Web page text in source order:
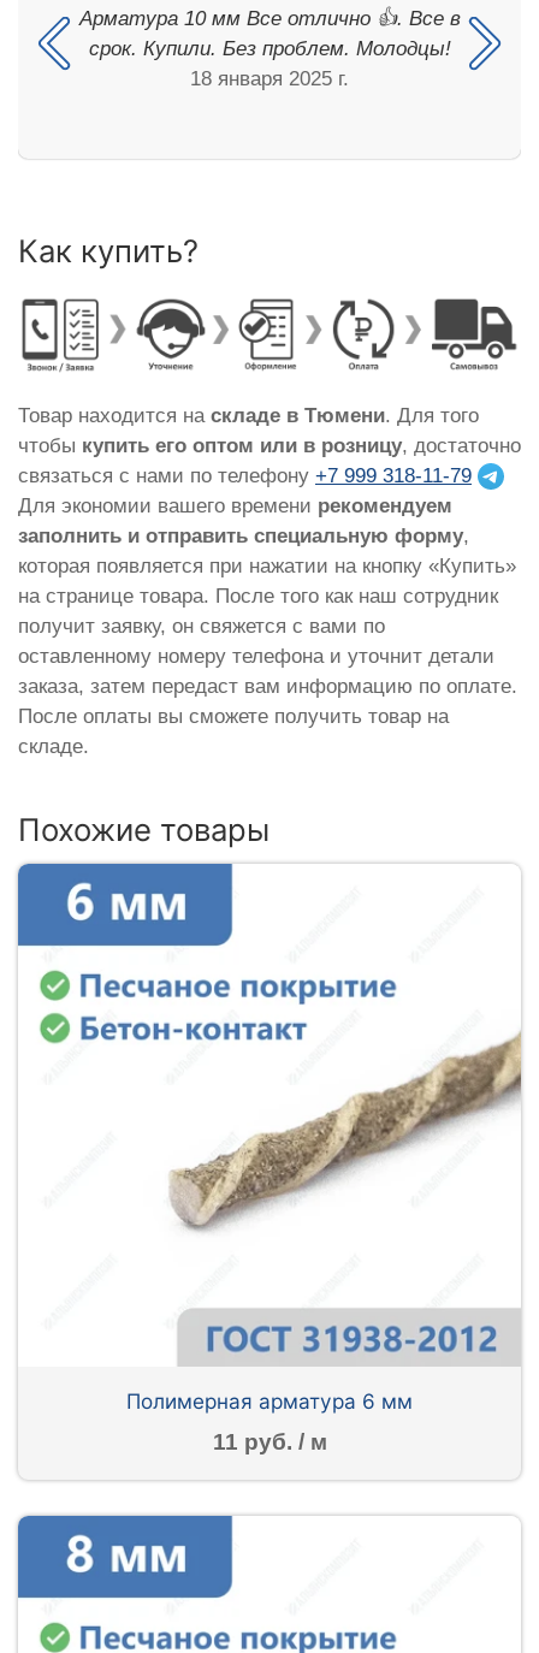
Арматура 10 мм Все отлично 👍. Все в
срок. Купили. Без проблем. Молодцы!
18 января 2025 г.
Как купить?
Товар находится на складе в Тюмени. Для того
чтобы купить его оптом или в розницу, достаточно
связаться с нами по телефону +7 999 318-11-79
Для экономии вашего времени рекомендуем
заполнить и отправить специальную форму,
которая появляется при нажатии на кнопку «Купить»
на странице товара. После того как наш сотрудник
получит заявку, он свяжется с вами по
оставленному номеру телефона и уточнит детали
заказа, затем передаст вам информацию по оплате.
После оплаты вы сможете получить товар на
складе.
Похожие товары
Полимерная арматура 6 мм
11 руб. / м